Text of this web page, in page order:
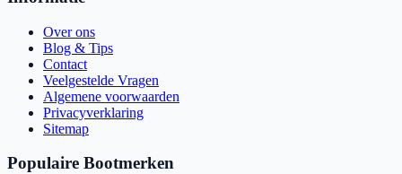
Over ons
Blog & Tips
Contact
Veelgestelde Vragen
Algemene voorwaarden
Privacyverklaring
Sitemap
Populaire Bootmerken